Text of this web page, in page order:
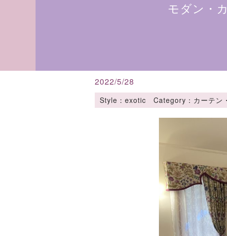
モダン・
2022/5/28
Style：exotic Category：カーテン